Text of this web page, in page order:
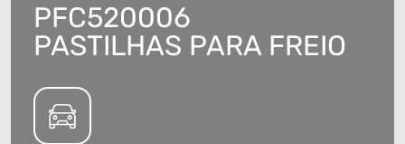
PFC520006
PASTILHAS PARA FREIO